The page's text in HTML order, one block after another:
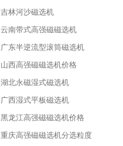
吉林河沙磁选机
云南带式高强磁磁选机
广东半逆流型滚筒磁选机
山西高强磁磁选机价格
湖北永磁湿式磁选机
广西湿式平板磁选机
黑龙江高强磁磁选机价格
重庆高强磁磁选机分选粒度